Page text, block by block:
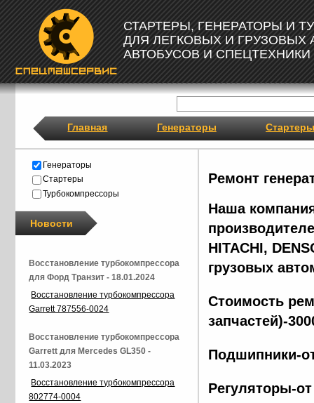
СТАРТЕРЫ, ГЕНЕРАТОРЫ И
ДЛЯ ЛЕГКОВЫХ И ГРУЗОВЫХ
АВТОБУСОВ И СПЕЦТЕХНИКИ
Главная Генераторы Стартеры
Ремонт
Наша
HITACHI,
грузовых
Стоимость
запчастей)-
Подшипники-
Регуляторы-
Генераторы
Стартеры
Турбокомпрессоры
Новости
Восстановление турбокомпрессора
для Форд Транзит - 18.01.2024
Восстановление турбокомпрессора
Garrett 787556-0024
Восстановление турбокомпрессора
Garrett для Mercedes GL350 -
11.03.2023
Восстановление турбокомпрессора
802774-0004